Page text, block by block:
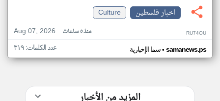
اخبار فلسطين
Culture
Aug 07, 2026
منذ ٥ ساعات RU74OU
سما الإخبارية• samanews.ps عدد الكلمات: ٣١٩